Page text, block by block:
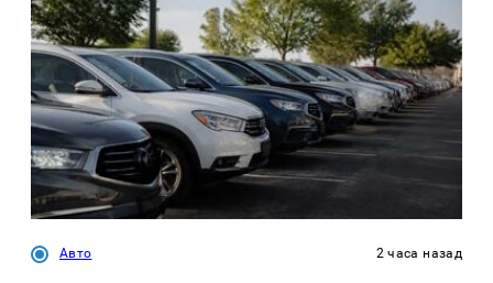
Авто 2 часа назад